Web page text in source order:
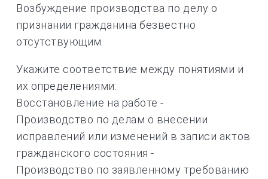
Возбуждение производства по делу о
признании гражданина безвестно
отсутствующим
Укажите соответствие между понятиями и
их определениями:
Восстановление на работе -
Производство по делам о внесении
исправлений или изменений в записи актов
гражданского состояния -
Производство по заявленному требованию